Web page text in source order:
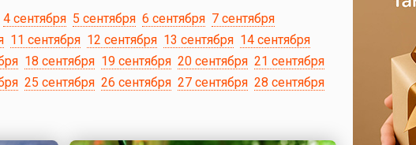
4 сентября 5 сентября 6 сентября 7 сентября
11 сентября 12 сентября 13 сентября 14 сентября
18 сентября 19 сентября 20 сентября 21 сентября
25 сентября 26 сентября 27 сентября 28 сентября